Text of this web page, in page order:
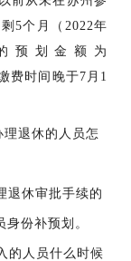
5个月（2022年
预划金额为
费时间晚于7月1
理退休的人员怎
退休审批手续的
份补预划。
的人员什么时候